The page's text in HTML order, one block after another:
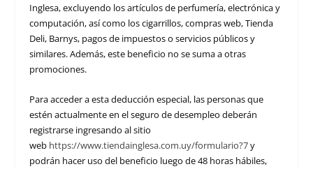
Inglesa, excluyendo los artículos de perfumería, electrónica y
computación, así como los cigarrillos, compras web, Tienda
Deli, Barnys, pagos de impuestos o servicios públicos y
similares. Además, este beneficio no se suma a otras
promociones.
Para acceder a esta deducción especial, las personas que
estén actualmente en el seguro de desempleo deberán
registrarse ingresando al sitio
web https://www.tiendainglesa.com.uy/formulario?7y
podrán hacer uso del beneficio luego de 48 horas hábiles,